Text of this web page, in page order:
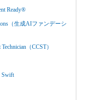
Ready®
（生成AIファンデーシ
（CCST）
Swift